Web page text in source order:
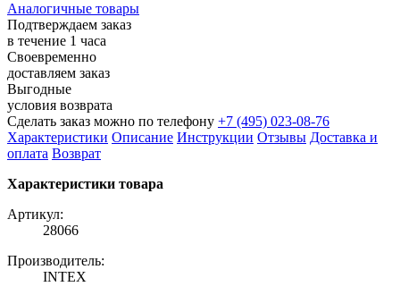
Аналогичные товары
Подтверждаем заказ
в течение 1 часа
Своевременно
доставляем заказ
Выгодные
условия возврата
Сделать заказ можно по телефону +7 (495) 023-08-76
Характеристики Описание Инструкции Отзывы Доставка и
оплата Возврат
Характеристики товара
Артикул:
28066
Производитель:
INTEX